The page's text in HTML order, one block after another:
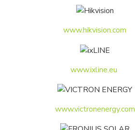
www.hikvision.com
www.ixline.eu
www.victronenergy.com